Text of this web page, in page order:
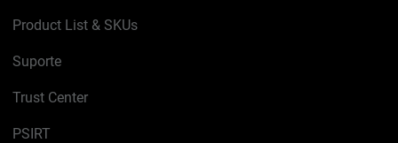
Product List & SKUs
Suporte
Trust Center
PSIRT